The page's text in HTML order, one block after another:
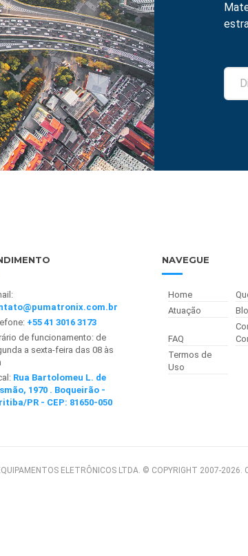
+55 41 3016 3173
de funcionamento: de
a sexta-feira das 08 às
Rua Bartolomeu L. de
1970 . Boqueirão -
PR - CEP: 81650-050
NAVEGUE
Home
Atuação
FAQ
Termos de
Uso
ELETRÔNICOS LTDA. © COPYRIGHT 2007-2026.